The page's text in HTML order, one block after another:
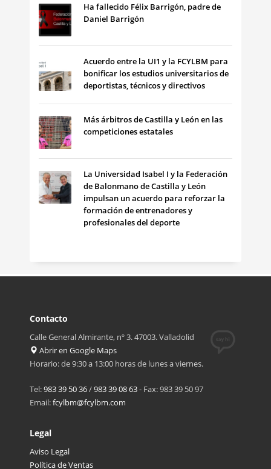
Ha fallecido Félix Barrigón, padre de
Daniel Barrigón
Acuerdo entre la UI1 y la FCYLBM para
bonificar los estudios universitarios de
deportistas, técnicos y directivos
Más árbitros de Castilla y León en las
competiciones estatales
La Universidad Isabel I y la Federación
de Balonmano de Castilla y León
impulsan un acuerdo para reforzar la
formación de entrenadores y
profesionales del deporte
Contacto
Calle General Almirante, nº 3. 47003. Valladolid
Abrir en Google Maps
Horario: de 9:30 a 13:00 horas de lunes a viernes.
Tel:983 39 50 36/983 39 08 63- Fax: 983 39 50 97
Email:fcylbm@fcylbm.com
Legal
Aviso Legal
Política de Ventas